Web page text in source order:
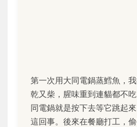
第一次用大同電鍋蒸鱈魚，
乾又柴，腥味重到連貓都不
同電鍋就是按下去等它跳起
這回事。後來在餐廳打工，